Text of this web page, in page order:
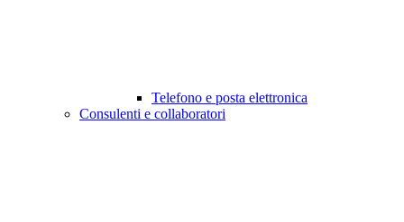
Telefono e posta elettronica
Consulenti e collaboratori